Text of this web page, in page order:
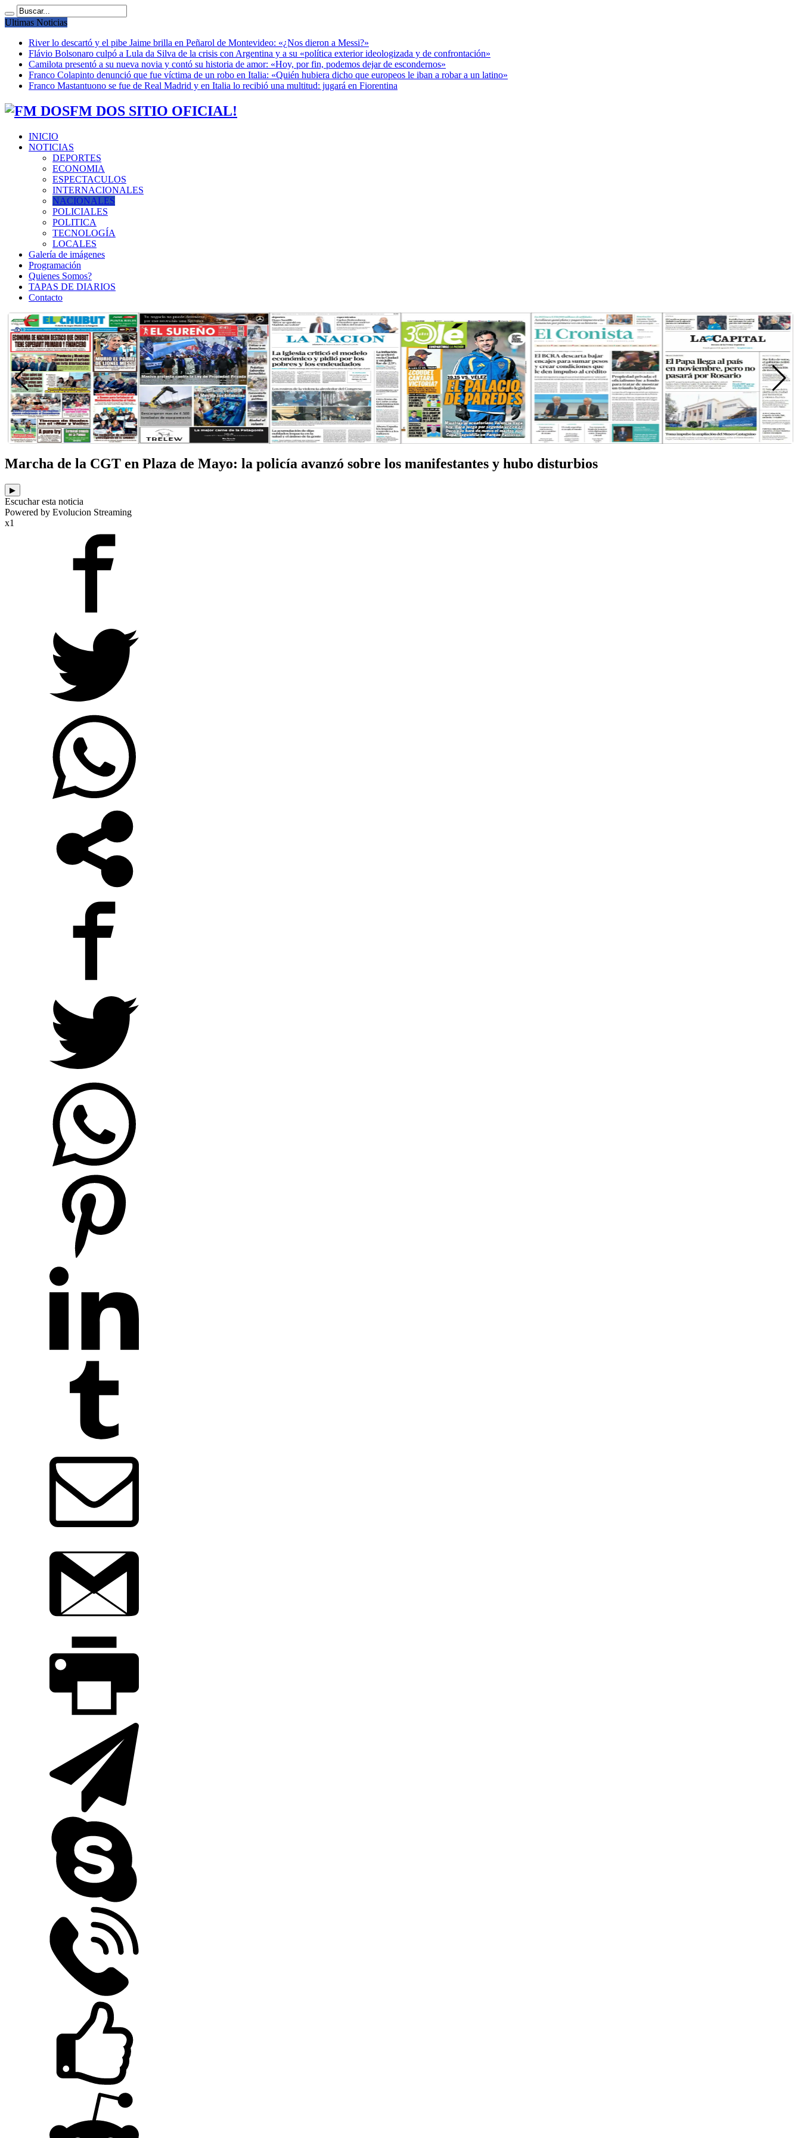
Ultimas Noticias
River lo descartó y el pibe Jaime brilla en Peñarol de Montevideo: «¿Nos dieron a Messi?»
Flávio Bolsonaro culpó a Lula da Silva de la crisis con Argentina y a su «política exterior ideologizada y de confrontación»
Camilota presentó a su nueva novia y contó su historia de amor: «Hoy, por fin, podemos dejar de escondernos»
Franco Colapinto denunció que fue víctima de un robo en Italia: «Quién hubiera dicho que europeos le iban a robar a un latino»
Franco Mastantuono se fue de Real Madrid y en Italia lo recibió una multitud: jugará en Fiorentina
FM DOS SITIO OFICIAL!
INICIO
NOTICIAS
DEPORTES
ECONOMIA
ESPECTACULOS
INTERNACIONALES
NACIONALES
POLICIALES
POLITICA
TECNOLOGÍA
LOCALES
Galería de imágenes
Programación
Quienes Somos?
TAPAS DE DIARIOS
Contacto
Marcha de la CGT en Plaza de Mayo: la policía avanzó sobre los manifestantes y hubo disturbios
▶
Escuchar esta noticia
Powered by Evolucion Streaming
x1